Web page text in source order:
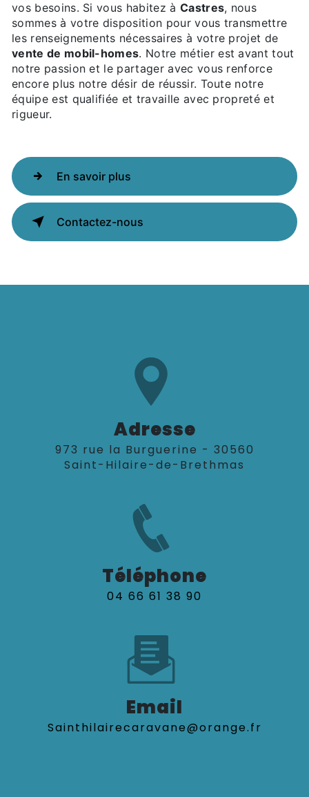
vos besoins. Si vous habitez à Castres, nous
sommes à votre disposition pour vous transmettre
les renseignements nécessaires à votre projet de
vente de mobil-homes. Notre métier est avant tout
notre passion et le partager avec vous renforce
encore plus notre désir de réussir. Toute notre
équipe est qualifiée et travaille avec propreté et
rigueur.
En savoir plus
Contactez-nous
Adresse
973 rue la Burguerine - 30560
Saint-Hilaire-de-Brethmas
Téléphone
04 66 61 38 90
Email
sainthilairecaravane@orange.fr